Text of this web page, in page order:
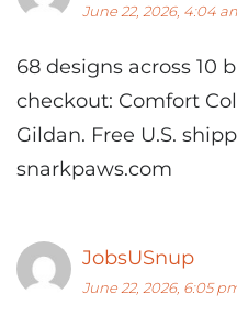
June 22, 2026, 4:04
68 designs across 10
checkout: Comfort
Gildan. Free U.S.
snarkpaws.com
JobsUSnup
June 22, 2026, 6:05